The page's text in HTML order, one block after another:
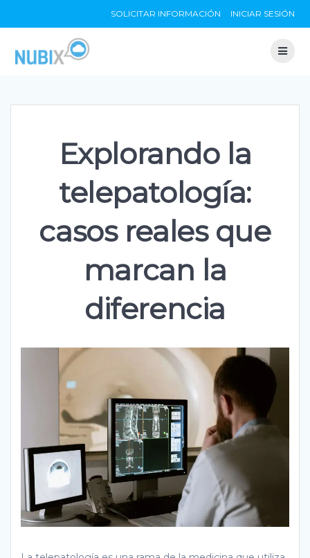
to
SOLICITAR INFORMACIÓN INICIAR SESIÓN
Explorando la
telepatología:
casos reales que
marcan la
diferencia